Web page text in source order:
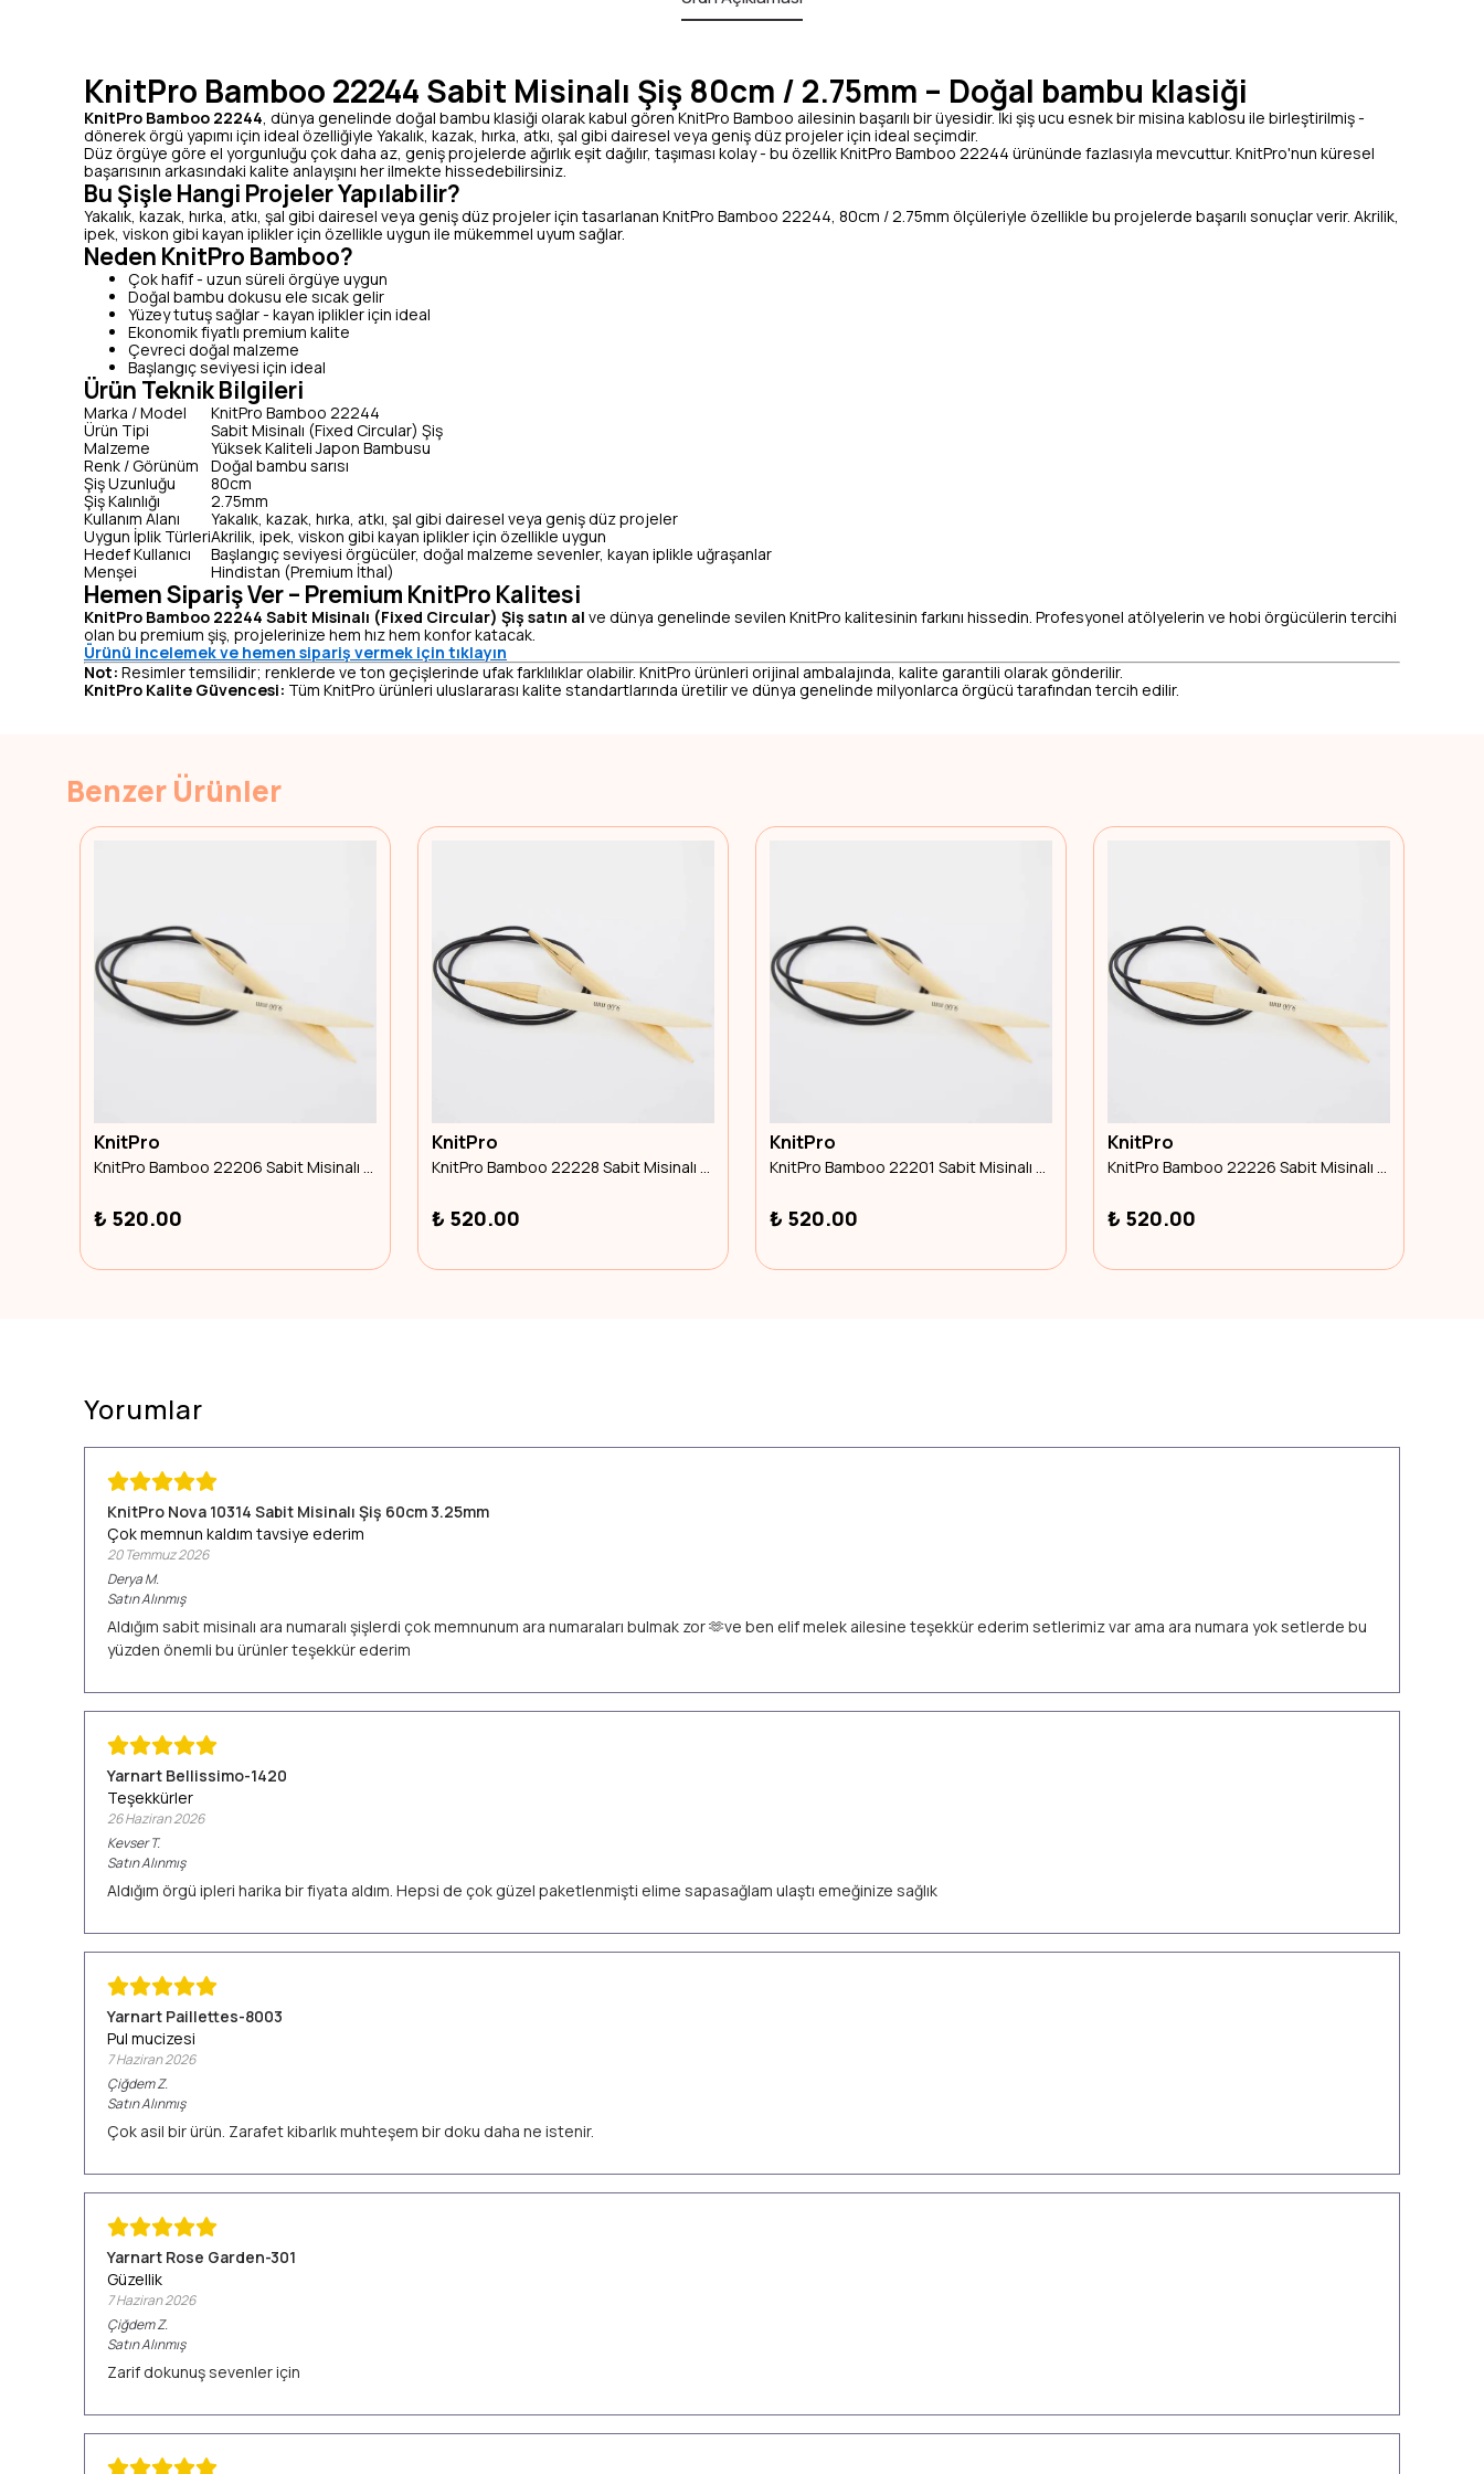
KnitPro Bamboo 22244 Sabit Misinalı Şiş 80cm / 2.75mm – Doğal bambu klasiği
KnitPro Bamboo 22244, dünya genelinde doğal bambu klasiği olarak kabul gören KnitPro Bamboo ailesinin başarılı bir üyesidir. İki şiş ucu esnek bir misina kablosu ile birleştirilmiş -
dönerek örgü yapımı için ideal özelliğiyle Yakalık, kazak, hırka, atkı, şal gibi dairesel veya geniş düz projeler için ideal seçimdir.
Düz örgüye göre el yorgunluğu çok daha az, geniş projelerde ağırlık eşit dağılır, taşıması kolay - bu özellik KnitPro Bamboo 22244 ürününde fazlasıyla mevcuttur. KnitPro'nun küresel
başarısının arkasındaki kalite anlayışını her ilmekte hissedebilirsiniz.
Bu Şişle Hangi Projeler Yapılabilir?
Yakalık, kazak, hırka, atkı, şal gibi dairesel veya geniş düz projeler için tasarlanan KnitPro Bamboo 22244, 80cm / 2.75mm ölçüleriyle özellikle bu projelerde başarılı sonuçlar verir. Akrilik,
ipek, viskon gibi kayan iplikler için özellikle uygun ile mükemmel uyum sağlar.
Neden KnitPro Bamboo?
Çok hafif - uzun süreli örgüye uygun
Doğal bambu dokusu ele sıcak gelir
Yüzey tutuş sağlar - kayan iplikler için ideal
Ekonomik fiyatlı premium kalite
Çevreci doğal malzeme
Başlangıç seviyesi için ideal
Ürün Teknik Bilgileri
Marka / Model
KnitPro Bamboo 22244
Ürün Tipi
Sabit Misinalı (Fixed Circular) Şiş
Malzeme
Yüksek Kaliteli Japon Bambusu
Renk / Görünüm
Doğal bambu sarısı
Şiş Uzunluğu
80cm
Şiş Kalınlığı
2.75mm
Kullanım Alanı
Yakalık, kazak, hırka, atkı, şal gibi dairesel veya geniş düz projeler
Uygun İplik TürleriAkrilik, ipek, viskon gibi kayan iplikler için özellikle uygun
Hedef Kullanıcı
Başlangıç seviyesi örgücüler, doğal malzeme sevenler, kayan iplikle uğraşanlar
Menşei
Hindistan (Premium İthal)
Hemen Sipariş Ver – Premium KnitPro Kalitesi
KnitPro Bamboo 22244 Sabit Misinalı (Fixed Circular) Şiş satın al ve dünya genelinde sevilen KnitPro kalitesinin farkını hissedin. Profesyonel atölyelerin ve hobi örgücülerin tercihi
olan bu premium şiş, projelerinize hem hız hem konfor katacak.
Ürünü incelemek ve hemen sipariş vermek için tıklayın
Not: Resimler temsilidir; renklerde ve ton geçişlerinde ufak farklılıklar olabilir. KnitPro ürünleri orijinal ambalajında, kalite garantili olarak gönderilir.
KnitPro Kalite Güvencesi: Tüm KnitPro ürünleri uluslararası kalite standartlarında üretilir ve dünya genelinde milyonlarca örgücü tarafından tercih edilir.
Benzer Ürünler
KnitPro
KnitPro Bamboo 22206 Sabit Misinalı Şiş 40cm 3.50mm
₺ 520.00
KnitPro
KnitPro Bamboo 22228 Sabit Misinalı Şiş 60cm 4.50mm
₺ 520.00
KnitPro
KnitPro Bamboo 22201 Sabit Misinalı Şiş 40cm 2.00mm
₺ 520.00
KnitPro
KnitPro Bamboo 22226 Sabit Misinalı Şiş 60cm 3.50mm
₺ 520.00
Yorumlar
KnitPro Nova 10314 Sabit Misinalı Şiş 60cm 3.25mm
Çok memnun kaldım tavsiye ederim
20 Temmuz 2026
DeryaM.
Satın Alınmış
Aldığım sabit misinalı ara numaralı şişlerdi çok memnunum ara numaraları bulmak zor 🫶ve ben elif melek ailesine teşekkür ederim setlerimiz var ama ara numara yok setlerde bu
yüzden önemli bu ürünler teşekkür ederim
Yarnart Bellissimo-1420
Teşekkürler
26 Haziran 2026
Kevser T.
Satın Alınmış
Aldığım örgü ipleri harika bir fiyata aldım. Hepsi de çok güzel paketlenmişti elime sapasağlam ulaştı emeğinize sağlık
Yarnart Paillettes-8003
Pul mucizesi
7 Haziran 2026
ÇiğdemZ.
Satın Alınmış
Çok asil bir ürün. Zarafet kibarlık muhteşem bir doku daha ne istenir.
Yarnart Rose Garden-301
Güzellik
7 Haziran 2026
ÇiğdemZ.
Satın Alınmış
Zarif dokunuş sevenler için